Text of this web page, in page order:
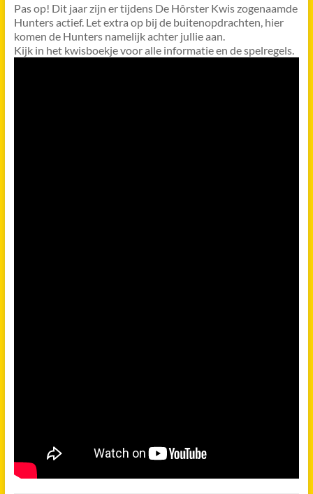
Pas op! Dit jaar zijn er tijdens De Hôrster Kwis zogenaamde
Hunters actief. Let extra op bij de buitenopdrachten, hier
komen de Hunters namelijk achter jullie aan.
Kijk in het kwisboekje voor alle informatie en de spelregels.